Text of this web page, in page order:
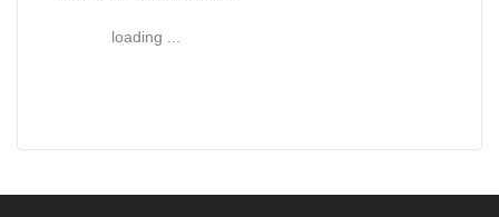
loading ...